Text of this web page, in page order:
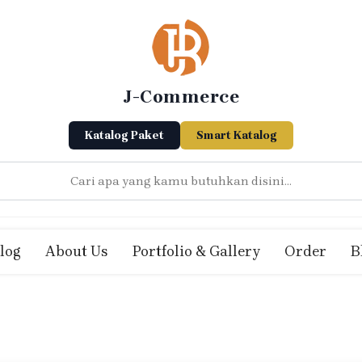
J-Commerce
Katalog Paket Smart Katalog
About Us Portfolio & Gallery Order